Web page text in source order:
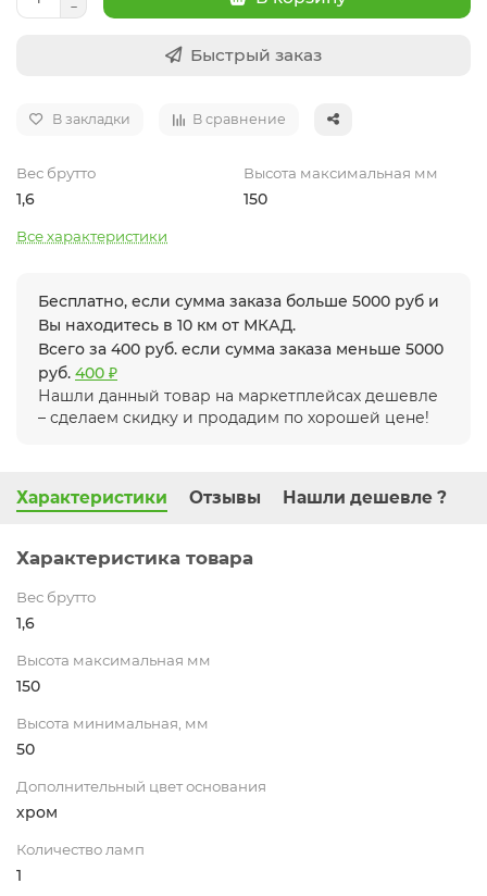
Быстрый заказ
В закладки В сравнение
Вес брутто
1,6
Высота максимальная мм
150
Все характеристики
Бесплатно, если сумма заказа больше 5000 руб и
Вы находитесь в 10 км от МКАД.
Всего за 400 руб. если сумма заказа меньше 5000
руб. 400 ₽
Нашли данный товар на маркетплейсах дешевле
– сделаем скидку и продадим по хорошей цене!
Характеристики Отзывы Нашли дешевле ?
Характеристика товара
Вес брутто
1,6
Высота максимальная мм
150
Высота минимальная, мм
50
Дополнительный цвет основания
хром
Количество ламп
1